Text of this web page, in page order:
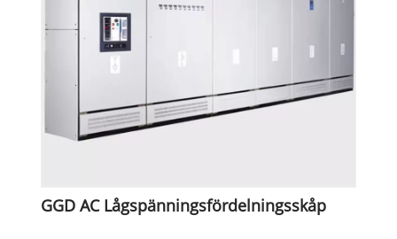
GGD AC Lågspänningsfördelningsskåp